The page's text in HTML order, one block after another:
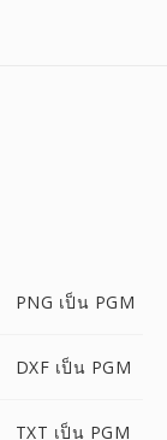
PNG เป็น PGM
DXF เป็น PGM
TXT เป็น PGM